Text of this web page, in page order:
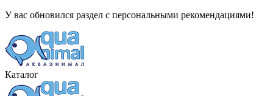
У вас обновился раздел с персональными рекомендациями!
Каталог